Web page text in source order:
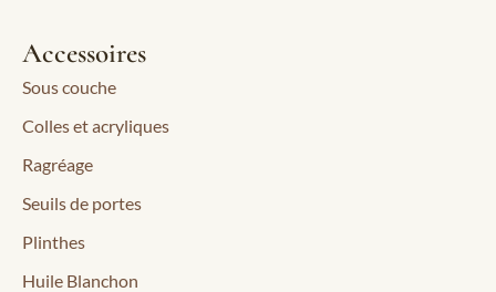
Accessoires
Sous couche
Colles et acryliques
Ragréage
Seuils de portes
Plinthes
Huile Blanchon